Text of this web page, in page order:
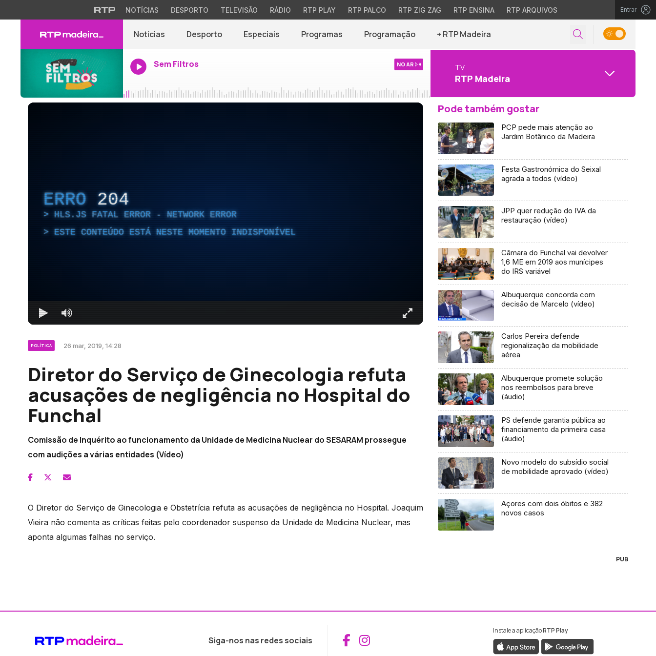
NOTÍCIAS DESPORTO TELEVISÃO RÁDIO RTP PLAY RTP PALCO RTP ZIG ZAG RTP ENSINA RTP ARQUIVOS Entrar
Notícias Desporto Especiais Programas Programação + RTP Madeira
Sem Filtros NO AR TV
RTP Madeira
ERRO 204
HLS.JS FATAL ERROR - NETWORK ERROR
ESTE CONTEÚDO ESTÁ NESTE MOMENTO INDISPONÍVEL
POLÍTICA 26 mar, 2019, 14:28
Diretor do Serviço de Ginecologia refuta
acusações de negligência no Hospital do
Funchal
Comissão de Inquérito ao funcionamento da Unidade de Medicina Nuclear do SESARAM prossegue
com audições a várias entidades (Vídeo)
O Diretor do Serviço de Ginecologia e Obstetrícia refuta as acusações de negligência no Hospital. Joaquim
Vieira não comenta as críticas feitas pelo coordenador suspenso da Unidade de Medicina Nuclear, mas
aponta algumas falhas no serviço.
Pode também gostar
PCP pede mais atenção ao
Jardim Botânico da Madeira
Festa Gastronómica do Seixal
agrada a todos (vídeo)
JPP quer redução do IVA da
restauração (vídeo)
Câmara do Funchal vai devolver
1,6 ME em 2019 aos munícipes
do IRS variável
Albuquerque concorda com
decisão de Marcelo (vídeo)
Carlos Pereira defende
regionalização da mobilidade
aérea
Albuquerque promete solução
nos reembolsos para breve
(áudio)
PS defende garantia pública ao
financiamento da primeira casa
(áudio)
Novo modelo do subsídio social
de mobilidade aprovado (vídeo)
Açores com dois óbitos e 382
novos casos
PUB
Siga-nos nas redes sociais Aceder ao Facebook da RTP Madeira
Aceder ao Instagram da RTP Madeira
Instale a aplicaçãoRTP Play